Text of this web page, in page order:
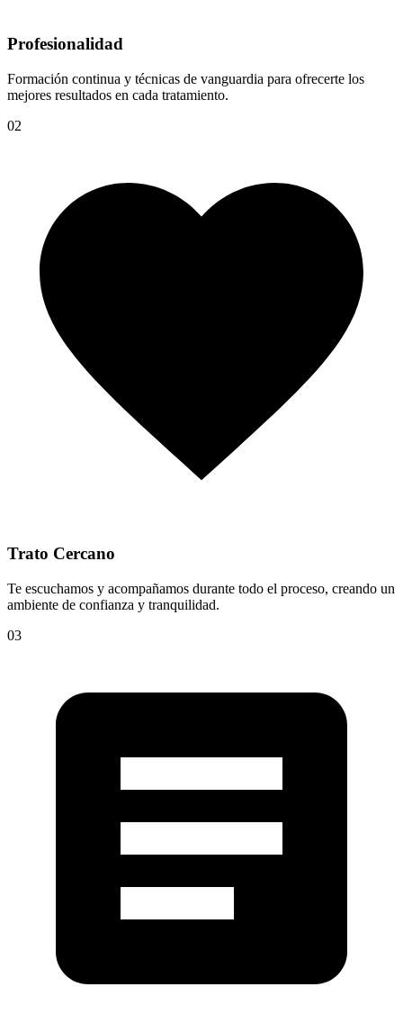
Profesionalidad
Formación continua y técnicas de vanguardia para ofrecerte los
mejores resultados en cada tratamiento.
02
Trato Cercano
Te escuchamos y acompañamos durante todo el proceso, creando un
ambiente de confianza y tranquilidad.
03